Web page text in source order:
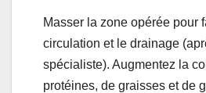
Masser la zone opérée pour
circulation et le drainage
spécialiste). Augmentez la
protéines, de graisses et de